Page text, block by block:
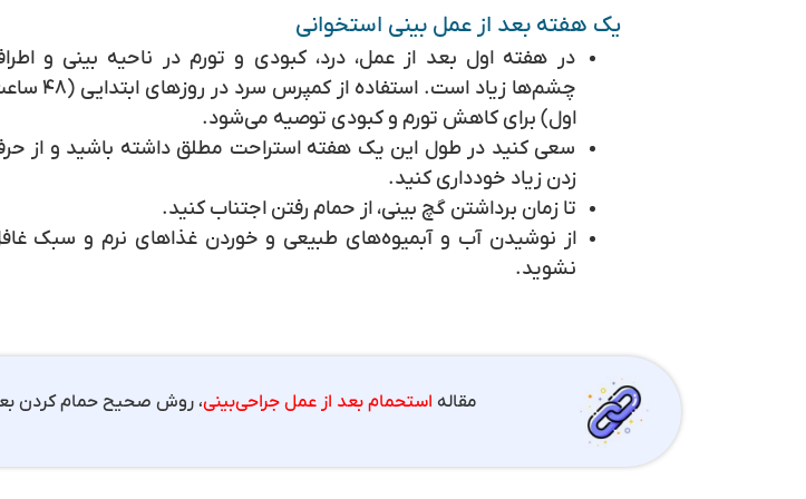
یک هفته بعد از عمل بینی استخوانی
در هفته اول بعد از عمل، درد، کبودی و تورم در ناحیه بینی و
چشم‌ها زیاد است. استفاده از کمپرس سرد در
اول) برای کاهش تورم و کبودی توصیه می‌شود.
سعی کنید در طول این یک هفته استراحت مطلق داشته باشید و از
زدن زیاد خودداری کنید.
تا زمان برداشتن گچ بینی، از حمام رفتن اجتناب کنید.
از نوشیدن آب و آبمیوه‌های طبیعی و خوردن غذاهای نرم و سبک
نشوید.
مقاله استحمام بعد از عمل جراحی‌بینی، روش صحیح حمام کردن